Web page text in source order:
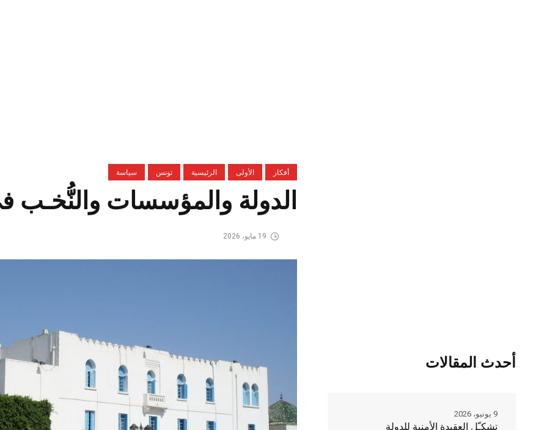
أفكار الأولى الرئيسية تونس سياسة
الدولة والمؤسسات
19 مايو، 2026
أحدث المقالات
تشكـّل العقيدة الأمنية للدولة
9 يونيو، 2026